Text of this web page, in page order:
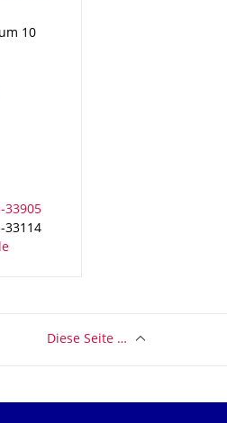
10
33114
Diese Seite …